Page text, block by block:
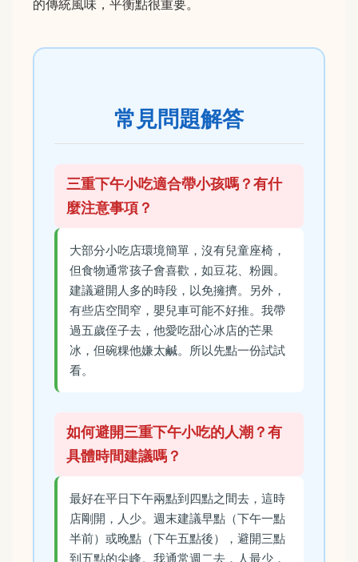
的傳統風味，平衡點很重要。
常見問題解答
三重下午小吃適合帶小孩嗎？有什
麼注意事項？
大部分小吃店環境簡單，沒有兒童座椅，
但食物通常孩子會喜歡，如豆花、粉圓。
建議避開人多的時段，以免擁擠。另外，
有些店空間窄，嬰兒車可能不好推。我帶
過五歲侄子去，他愛吃甜心冰店的芒果
冰，但碗粿他嫌太鹹。所以先點一份試試
看。
如何避開三重下午小吃的人潮？有
具體時間建議嗎？
最好在平日下午兩點到四點之間去，這時
店剛開，人少。週末建議早點（下午一點
半前）或晚點（下午五點後），避開三點
到五點的尖峰。我通常週二去，人最少，